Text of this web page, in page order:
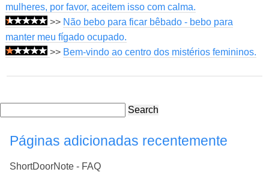
mulheres, por favor, aceitem isso com calma.
>> Não bebo para ficar bêbado - bebo para
manter meu fígado ocupado.
>> Bem-vindo ao centro dos mistérios femininos.
Search
Páginas adicionadas recentemente
ShortDoorNote - FAQ